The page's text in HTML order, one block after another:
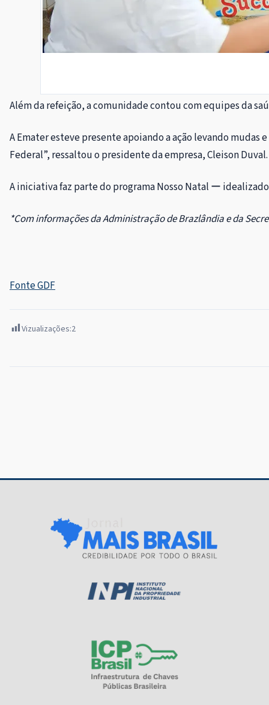
Além da refeição, a comunidade contou com equipes da
A Emater esteve presente apoiando a ação levando
Federal”, ressaltou o presidente da empresa, Cleison Duval.
A iniciativa faz parte do programa Nosso Natal ー
*Com informações da Administração de Brazlândia e da
Fonte GDF
Vizualizações:2